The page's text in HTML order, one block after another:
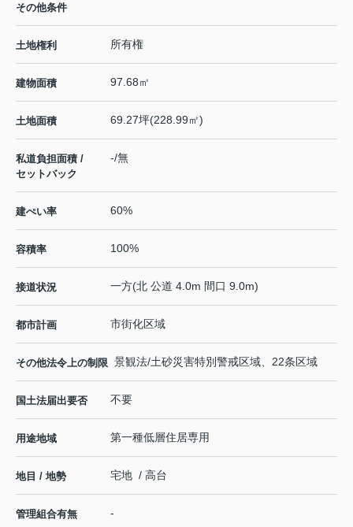
その他条件
土地権利 所有権
建物面積 97.68㎡
土地面積 69.27坪(228.99㎡)
私道負担面積 /
セットバック
-/無
建ぺい率 60%
容積率 100%
接道状況 一方(北 公道 4.0m 間口 9.0m)
都市計画 市街化区域
その他法令上の制限 景観法/土砂災害特別警戒区域、22条区域
国土法届出要否 不要
用途地域 第一種低層住居専用
地目 / 地勢 宅地 / 高台
管理組合有無 -